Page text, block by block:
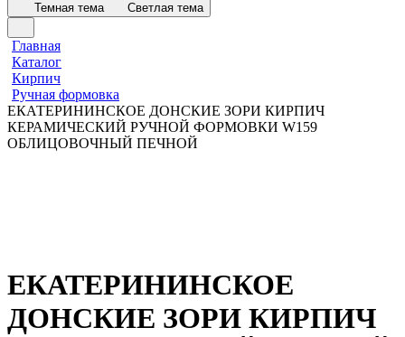
Темная тема Светлая тема
Главная
Каталог
Кирпич
Ручная формовка
ЕКАТЕРИНИНСКОЕ ДОНСКИЕ ЗОРИ КИРПИЧ
КЕРАМИЧЕСКИЙ РУЧНОЙ ФОРМОВКИ W159
ОБЛИЦОВОЧНЫЙ ПЕЧНОЙ
ЕКАТЕРИНИНСКОЕ
ДОНСКИЕ ЗОРИ КИРПИЧ